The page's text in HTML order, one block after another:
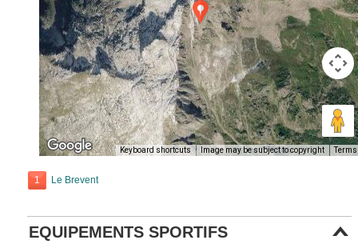
Keyboard shortcuts Image may be subject to copyright Terms
1 Le Brevent
EQUIPEMENTS SPORTIFS